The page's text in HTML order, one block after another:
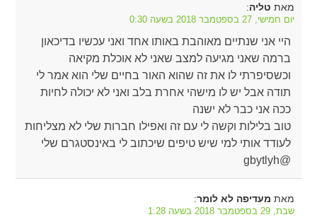
מאת טליה:
יום חמישי, 27 בספטמבר 2018 בשעה 0:30
היי אני שנתיים מאוהבת באותו אחד ואני עכשיו בדיכאון
ברמה שאני מגיעה למצב שאני לא אוכלת מקיאה
וכשסיפרתי לו את זה שהוא האור בחיים שלי הוא אמר לי
תודה אבל יש לו מישהי אחרת בלב ואני לא יכולה לחיות
ככה אני כבר לא ישנה
טוב בלילות וקשה לי עם זה ואפילו חברות שלי לא מצליחות
לעודד אותי למי שיש טיפים שיכתוב לי באינסטגרם שלי
@gbytlyh
מאת מעדיפה לא לומר:
שבת, 29 בספטמבר 2018 בשעה 1:28